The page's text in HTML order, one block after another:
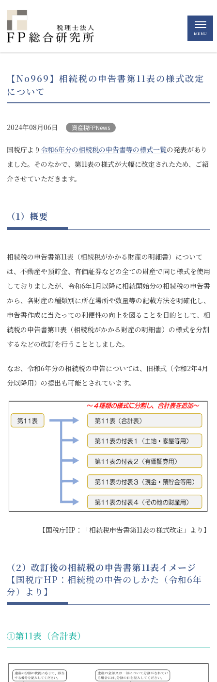
MENU
【No969】相続税の申告書第11表の様式改定
について
2024年08月06日 資産税FPNews
国税庁より令和6年分の相続税の申告書等の様式一覧の発表があり
ました。そのなかで、第11表の様式が大幅に改定されたため、ご紹
介させていただきます。
（1）概要
相続税の申告書第11表（相続税がかかる財産の明細書）について
は、不動産や預貯金、有価証券などの全ての財産で同じ様式を使用
しておりましたが、令和6年1月以降に相続開始分の相続税の申告書
から、各財産の種類別に所在場所や数量等の記載方法を明確化し、
申告書作成に当たっての利便性の向上を図ることを目的として、相
続税の申告書第11表（相続税がかかる財産の明細書）の様式を分割
するなどの改訂を行うこととしました。
なお、令和6年分の相続税の申告については、旧様式（令和2年4月
分以降用）の提出も可能とされています。
【国税庁HP：「相続税申告書第11表の様式改定」より】
（2）改訂後の相続税の申告書第11表イメージ
【国税庁HP：相続税の申告のしかた（令和6年
分）より】
①第11表（合計表）